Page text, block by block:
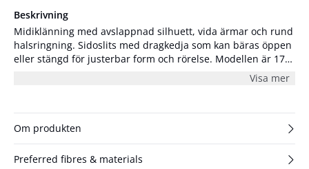
Beskrivning
Midiklänning med avslappnad silhuett, vida ärmar och rund
halsringning. Sidoslits med dragkedja som kan bäras öppen
eller stängd för justerbar form och rörelse. Modellen är 179
Visa mer
Om produkten
Preferred fibres & materials